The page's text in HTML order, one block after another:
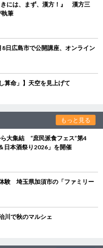
には、まず、漢方！』 漢方三
執筆
日広島市で公開講座、オンライン
算命」】天空を見上げて
もっと見る
大集結 “庶民派食フェス”第4
日本酒祭り2026」を開催
験 埼玉県加須市の「ファミリー
川で秋のマルシェ